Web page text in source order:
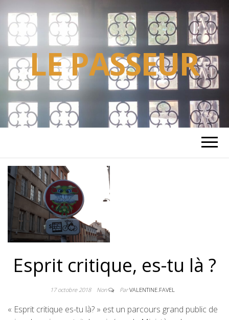
LE PASSEUR
Esprit critique, es-tu là ?
17 octobre 2018 Non ParVALENTINE.FAVEL
« Esprit critique es-tu là? » est un parcours grand public de